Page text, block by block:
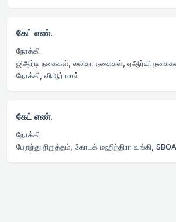
கேட் எண்.
நோக்கி
ஜிஆர்டி நகைகள், லலிதா நகைகள், ஏஆர்வி
நோக்கி, விஆர் மால்
கேட் எண்.
நோக்கி
பேருந்து நிறுத்தம், கோடக் மஹிந்திரா வங்கி,